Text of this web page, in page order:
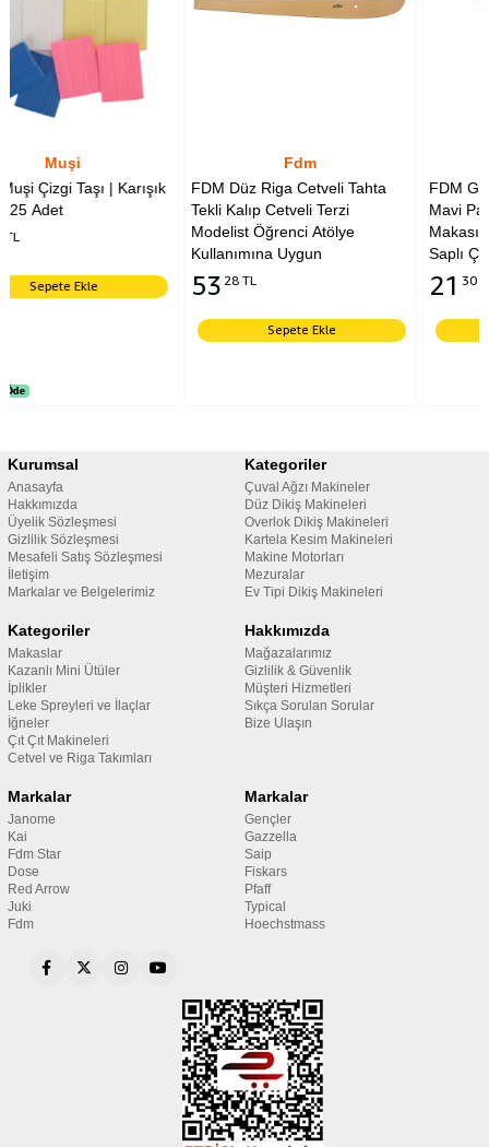
FDM Düz Riga Cetveli Tahta
Tekli Kalıp Cetveli Terzi
Modelist Öğrenci Atölye
Kullanımına Uygun
5328 TL
Sepete Ekle
FDM Golden Eagle TC-
Mavi Parmaklı İplik
Makası 12 cm Yaylı Plastik
Saplı Çıt Makas
Sepete Ekle
Kurumsal
Anasayfa
Hakkımızda
Üyelik Sözleşmesi
Gizlilik Sözleşmesi
Mesafeli Satış Sözleşmesi
İletişim
Markalar ve Belgelerimiz
Kategoriler
Çuval Ağzı Makineler
Düz Dikiş Makineleri
Overlok Dikiş Makineleri
Kartela Kesim Makineleri
Makine Motorları
Mezuralar
Ev Tipi Dikiş Makineleri
Kategoriler
Makaslar
Kazanlı Mini Ütüler
İplikler
Leke Spreyleri ve İlaçlar
İğneler
Çıt Çıt Makineleri
Cetvel ve Riga Takımları
Hakkımızda
Mağazalarımız
Gizlilik & Güvenlik
Müşteri Hizmetleri
Sıkça Sorulan Sorular
Bize Ulaşın
Markalar
Janome
Kai
Fdm Star
Dose
Red Arrow
Juki
Fdm
Markalar
Gençler
Gazzella
Saip
Fiskars
Pfaff
Typical
Hoechstmass